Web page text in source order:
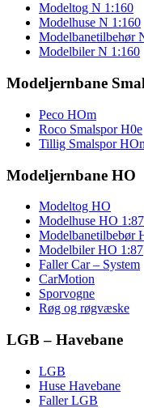
Modeltog N 1:160
Modelhuse N 1:160
Modelbanetilbehør
Modelbiler N 1:160
Modeljernbane
Peco HOm
Roco Smalspor H0e
Tillig Smalspor
Modeljernbane HO
Modeltog HO
Modelhuse HO 1:87
Modelbanetilbebør
Modelbiler HO 1:87
Faller Car – System
CarMotion
Sporvogne
Røg og røgvæske
LGB – Havebane
LGB
Huse Havebane
Faller LGB